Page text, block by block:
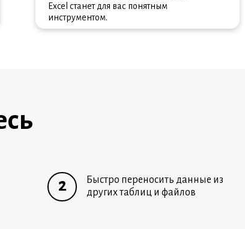
Excel станет для вас понятным
инструментом.
Быстро переносить данные из
других таблиц и файлов
2